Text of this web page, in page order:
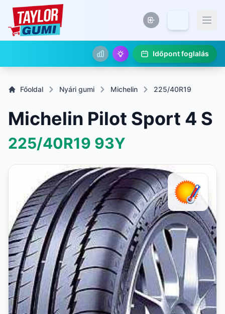
Időpont foglalás
Főoldal Nyári gumi Michelin 225/40R19
Michelin Pilot Sport 4 S
225/40R19 93Y